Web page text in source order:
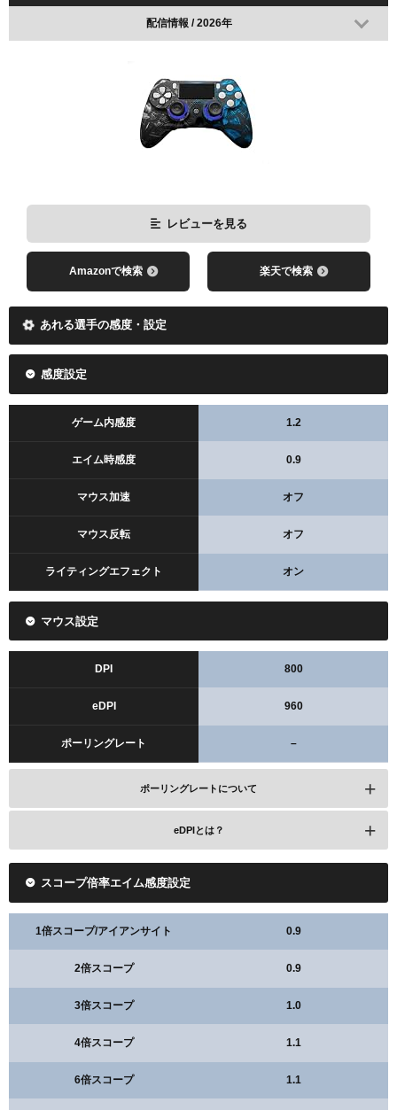
配信情報 / 2026年
レビューを見る
Amazonで検索 楽天で検索
あれる選手の感度・設定
感度設定
ゲーム内感度 1.2
エイム時感度 0.9
マウス加速 オフ
マウス反転 オフ
ライティングエフェクト オン
マウス設定
DPI 800
eDPI 960
ポーリングレート –
ポーリングレートについて
eDPIとは？
スコープ倍率エイム感度設定
1倍スコープ/アイアンサイト 0.9
2倍スコープ 0.9
3倍スコープ 1.0
4倍スコープ 1.1
6倍スコープ 1.1